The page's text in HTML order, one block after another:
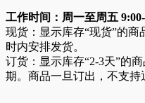
工作时间：周一至周五
现货：显示库存“现货”的商
时内安排发货。
订货：显示库存“2-3天”的
期。商品一旦订出，不支持